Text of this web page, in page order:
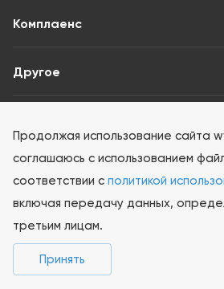
Комплаенс
Другое
Раскрытие информации ООО
© 2026 РУСАЛ Все права защищены
Продолжая использование сайта
соглашаюсь с использованием
соответствии с политикой
включая передачу данных,
третьим лицам.
Принять